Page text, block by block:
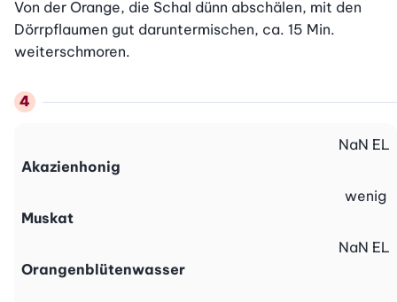
Von der Orange, die Schal dünn abschälen, mit den
Dörrpflaumen gut daruntermischen, ca. 15 Min.
weiterschmoren.
Akazienhonig
NaN EL
Muskat
wenig
Orangenblütenwasser
NaN EL